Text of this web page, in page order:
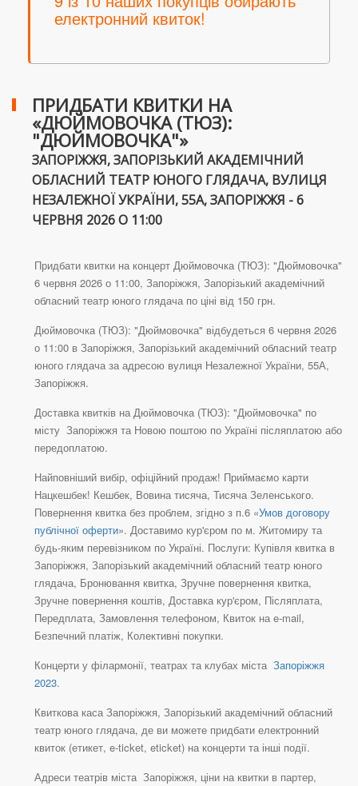
електронний квиток!
ПРИДБАТИ КВИТКИ НА
«ДЮЙМОВОЧКА (ТЮЗ):
"ДЮЙМОВОЧКА"»
ЗАПОРІЖЖЯ, ЗАПОРІЗЬКИЙ АКАДЕМІЧНИЙ
ОБЛАСНИЙ ТЕАТР ЮНОГО ГЛЯДАЧА, ВУЛИЦЯ
НЕЗАЛЕЖНОЇ УКРАЇНИ, 55А, ЗАПОРІЖЖЯ - 6
ЧЕРВНЯ 2026 О 11:00
Придбати квитки на концерт Дюймовочка (ТЮЗ): "Дюймовочка"
6 червня 2026 о 11:00, Запоріжжя, Запорізький академічний
обласний театр юного глядача по ціні від 150 грн.
Дюймовочка (ТЮЗ): "Дюймовочка" відбудеться 6 червня 2026
о 11:00 в Запоріжжя, Запорізький академічний обласний театр
юного глядача за адресою вулиця Незалежної України, 55А,
Запоріжжя.
Доставка квитків на Дюймовочка (ТЮЗ): "Дюймовочка" по
місту Запоріжжя та Новою поштою по Україні післяплатою або
передоплатою.
Найповніший вибір, офіційний продаж! Приймаємо карти
Нацкешбек! Кешбек, Вовина тисяча, Тисяча Зеленського.
Повернення квитка без проблем, згідно з п.6 «Умов договору
публічної оферти». Доставимо кур'єром по м. Житомиру та
будь-яким перевізником по Україні. Послуги: Купівля квитка в
Запоріжжя, Запорізький академічний обласний театр юного
глядача, Бронювання квитка, Зручне повернення квитка,
Зручне повернення коштів, Доставка кур'єром, Післяплата,
Передплата, Замовлення телефоном, Квиток на e-mail,
Безпечний платіж, Колективні покупки.
Концерти у філармонії, театрах та клубах міста Запоріжжя
2023.
Квиткова каса Запоріжжя, Запорізький академічний обласний
театр юного глядача, де ви можете придбати електронний
квиток (етикет, e-ticket, eticket) на концерти та інші події.
Адреси театрів міста Запоріжжя, ціни на квитки в партер,